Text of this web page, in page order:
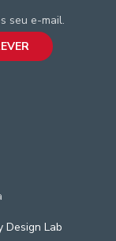
seu e-mail.
Design Lab